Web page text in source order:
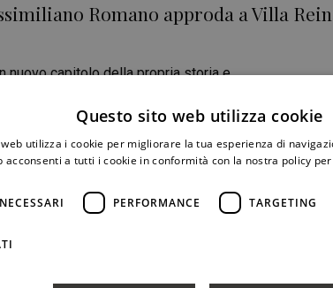
Romano approda a Villa
nuovo capitolo della propria storia e
guidato dallo chef Massimiliano Romano aprirà
storica dimora Liberty di Viale XX Settembre,
Questo sito web utilizza cookie
utilizza i cookie per migliorare la tua esperienza di
acconsenti a tutti i cookie in conformità con la nostra policy
PERFORMANCE TARGETING